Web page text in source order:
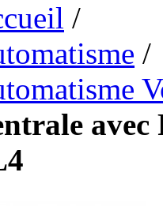
/
/
avec